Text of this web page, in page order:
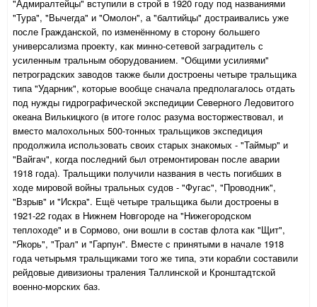
"Адмиралтейцы" вступили в строй в 1920 году под названиями
"Тура", "Вычегда" и "Омолон", а "балтийцы" достраивались уже
после Гражданской, по изменённому в сторону большего
универсализма проекту, как минно-сетевой заградитель с
усиленным тральным оборудованием. "Общими усилиями"
петроградских заводов также были достроены четыре тральщика
типа "Ударник", которые вообще сначала предполагалось отдать
под нужды гидрографической экспедиции Северного Ледовитого
океана Вилькицкого (в итоге голос разума восторжествовал, и
вместо малохольных 500-тонных тральщиков экспедиция
продолжила использовать своих старых знакомых - "Таймыр" и
"Вайгач", когда последний был отремонтирован после аварии
1918 года). Тральщики получили названия в честь погибших в
ходе мировой войны тральных судов - "Фугас", "Проводник",
"Взрыв" и "Искра". Ещё четыре тральщика были достроены в
1921-22 годах в Нижнем Новгороде на "Нижегородском
теплоходе" и в Сормово, они вошли в состав флота как "Щит",
"Якорь", "Трал" и "Гарпун". Вместе с принятыми в начале 1918
года четырьмя тральщиками того же типа, эти корабли составили
рейдовые дивизионы траления Таллинской и Кронштадтской
военно-морских баз.